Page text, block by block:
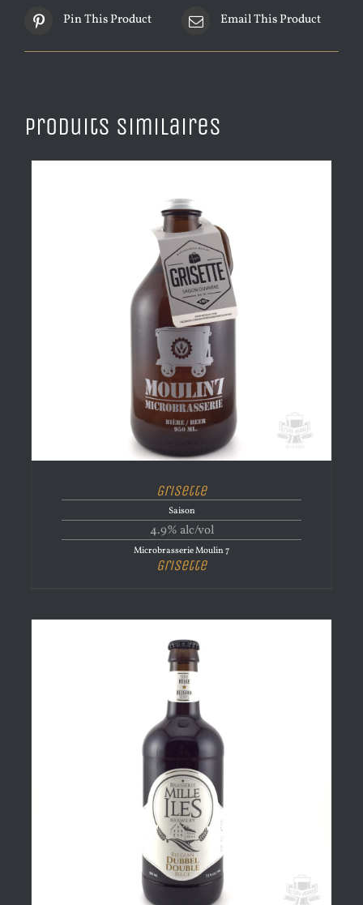
Pin This Product Email This Product
Produits similaires
Grisette
Saison
4.9% alc/vol
Microbrasserie Moulin 7
Grisette